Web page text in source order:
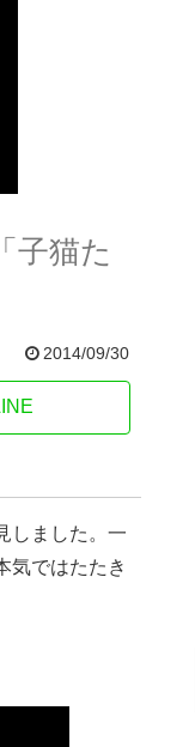
子猫た
2014/09/30
しました。一
気ではたたき